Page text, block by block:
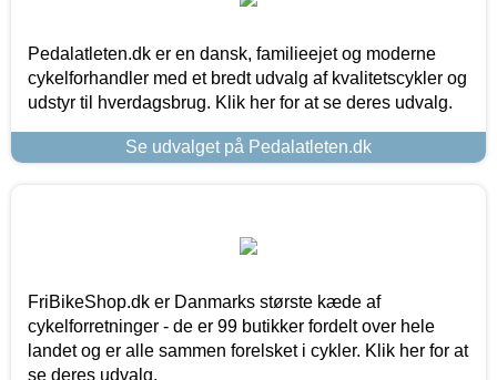
Pedalatleten.dk er en dansk, familieejet og moderne
cykelforhandler med et bredt udvalg af kvalitetscykler og
udstyr til hverdagsbrug. Klik her for at se deres udvalg.
Se udvalget på Pedalatleten.dk
FriBikeShop.dk er Danmarks største kæde af
cykelforretninger - de er 99 butikker fordelt over hele
landet og er alle sammen forelsket i cykler. Klik her for at
se deres udvalg.